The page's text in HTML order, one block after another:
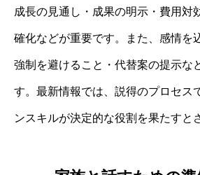
成長の見通し・成果の明示・費用対
確化などが重要です。また、感情を
強制を避けること・代替案の提示な
す。最新情報では、説得のプロセス
ンスキルが決定的な役割を果たすと